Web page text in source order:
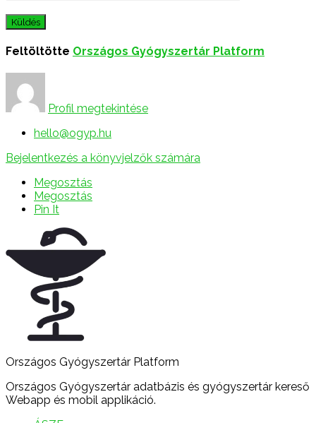
Feltöltötte Országos Gyógyszertár Platform
Profil megtekintése
hello@ogyp.hu
Bejelentkezés a könyvjelzők számára
Megosztás
Megosztás
Pin It
Országos Gyógyszertár Platform
Országos Gyógyszertár adatbázis és gyógyszertár kereső
Webapp és mobil applikáció.